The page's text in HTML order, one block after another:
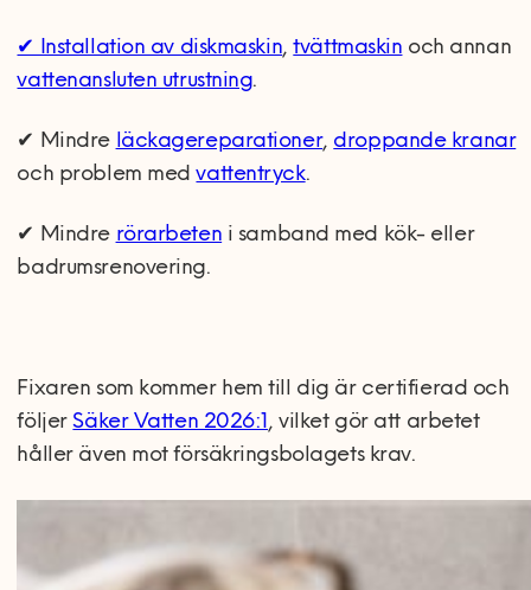
✔ Installation av diskmaskin,tvättmaskin och annan
vattenansluten utrustning.
✔ Mindre läckagereparationer, droppande kranar
och problem medvattentryck.
✔ Mindre rörarbeten i samband med kök- eller
badrumsrenovering.
Fixaren som kommer hem till dig är certifierad och
följerSäker Vatten 2026:1, vilket gör att arbetet
håller även mot försäkringsbolagets krav.